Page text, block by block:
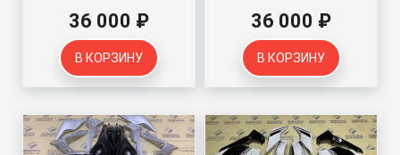
36 000 ₽
В КОРЗИНУ
36 000 ₽
В КОРЗИНУ